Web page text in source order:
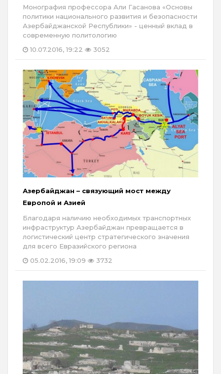
Монография профессора Али Гасанова «Основы
политики национального развития и безопасности
Азербайджанской Республики» - ценный вклад в
современную политологию
10.07.2016, 19:22
3052
Азербайджан – связующий мост между
Европой и Азией
Благодаря наличию необходимых транспортных
инфраструктур Азербайджан превращается в
логистический центр стратегического значения
для всего Евразийского региона
05.02.2016, 19:09
3732